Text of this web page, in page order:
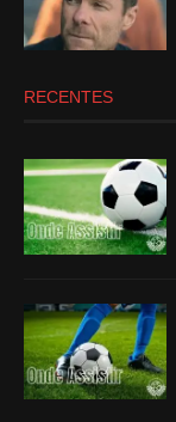
RECENTES